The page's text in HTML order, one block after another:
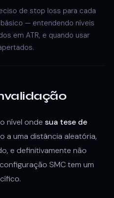
de stop loss para cada
— entendendo níveis
em ATR, e quando usar
nível onde sua tese de
a uma distância aleatória,
e definitivamente não
SMC tem um